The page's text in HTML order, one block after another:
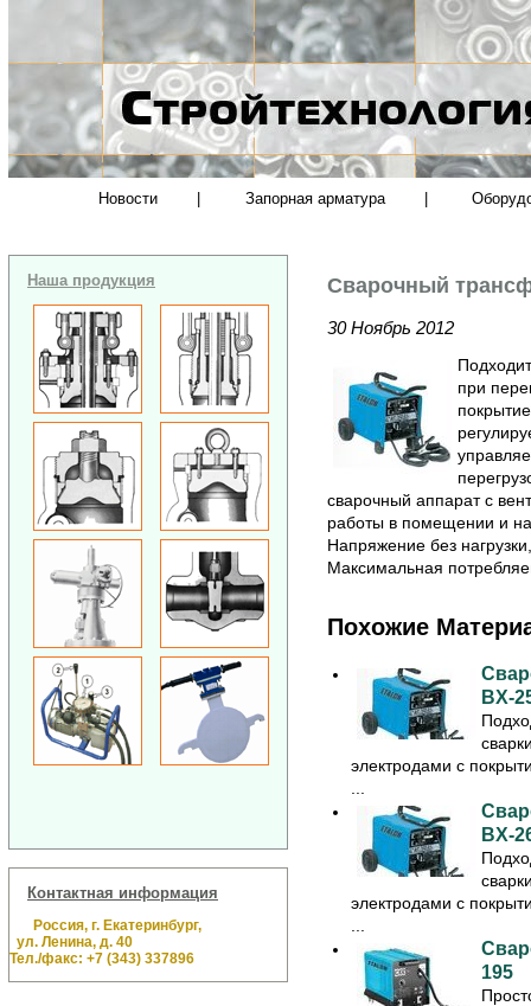
Новости Запорная арматура
Наша продукция
Контактная информация
Россия, г. Екатеринбург,
ул. Ленина, д. 40
Тел./факс: +7 (343) 337896
Сварочный
30 Ноябрь 2012
при
сварочный аппарат с
работы в помещении и
Напряжение без
Максимальная
Похожие
BX-
электродами с
BX-
электродами с
195